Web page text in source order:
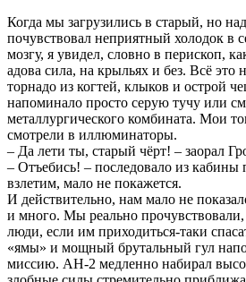
Когда мы загрузились в старый, но
почувствовал неприятный холодок в
мозгу, я увидел, словно в перископ,
адова сила, на крыльях и без. Всё
торнадо из когтей, клыков и острой
напоминало просто серую тучу или
металлургического комбината. Мои
смотрели в иллюминаторы.
– Да лети ты, старый чёрт! – заорал
– Отъебись! – последовало из кабины
взлетим, мало не покажется.
И действительно, нам мало не
и много. Мы реально
люди, если им приходиться-таки
«ямы» и мощный брутальный гул
миссию. АН-2 медленно набирал